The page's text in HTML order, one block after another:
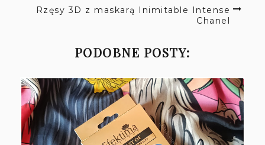
Rzęsy 3D z maskarą Inimitable Intense
Chanel
PODOBNE POSTY: